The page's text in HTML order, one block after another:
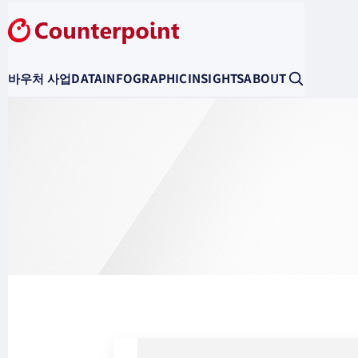
바우처 사업DATAINFOGRAPHICINSIGHTSABOUT